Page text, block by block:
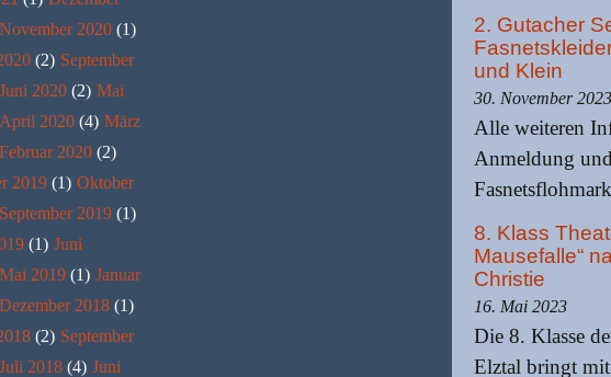
2. Gutacher
und Klein
30. November 2023
Alle weiteren
Anmeldung
8. Klass
Mausefalle“
Christie
16. Mai 2023
Die 8. Klasse
Elztal bringt
November 2020 (1)
(2) September
Juni 2020 (2) Mai
April 2020 (4) März
Februar 2020 (2)
2019 (1) Oktober
September 2019 (1)
(1) Juni
Mai 2019 (1) Januar
Dezember 2018 (1)
(2) September
Juli 2018 (4) Juni